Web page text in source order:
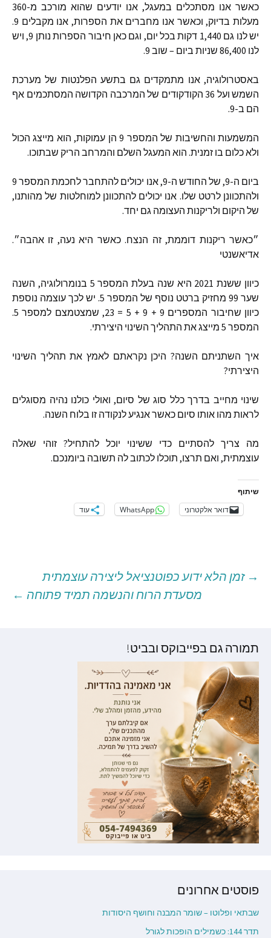
כאשר אנו מסתכלים במעגל, אנו יודעים שהוא מורכב מ-360
מעלות בדיוק, וכאשר אנו מחברים את הספרות, אנו מקבלים
יש לנו גם
דקות בכל יום, וגם כאן חיבור הספרות נותן
ויש
לנו
שניות ביום – שוב
באסטרולוגיה,אנו מתמקדים גם בתשע הפלנטות של מערכת
השמש ועל
הקודקודים של המרכבה הקדושה המסתכמים אף
הם ב-9.
המשמעות והחשיבות של המספר הן עמוקות, הוא מייצג הכול
ולא כלום בו זמנית. הוא המעגל השלם והמרחב הריק שבתוכו.
ביום ה-9, של החודש ה-9, אנו יכולים להתחבר לחכמת המספר9
ולהתכוונן לרטט שלו. אנו יכולים להתכוונן למוחלטות של מהותנו,
של היקום ולריקנות העצומה גם יחד.
״כאשר ריקנות דוממת,זה הנצח.כאשר היא נעה, זו אהבה״.
אדיאשנטי
כיוון ששנת2021 היא שנה בעלת המספר5 בנומרולוגיה, השנה
שער
מחזיק ברטט נוסף של המספר
יש לכך עוצמה נוספת
כיוון שחיבור המספרים
שמצטמצם למספר5.
המספר
מייצג את התהליך השינוי היצירתי.
איך השתניתם השנה? היכן נקראתם לאמץ את תהליך השינוי
היצירתי?
שינוי מחייב בדרך כלל סוג של סיום, ואולי כולנו נהיה מסוגלים
לראות מהו אותו סיום כאשר אנגיע לנקודה זו בלוח השנה.
מה צריך להסתיים כדי ששינוי יוכל להתחיל? זוהי שאלה
עוצמתית, ואם תרצו, תוכלו לכתוב לה תשובה ביומנכם.
שיתוף
דואר אלקטרוני WhatsApp עוד
ניווט
→ זמן הלא ידוע כפוטנציאל ליצירה עוצמתית
מסעדת הרוח והנשמה תמיד פתוחה ←
תמורה גם בפייבוקס ובביט!
פוסטים אחרונים
שבתאי ופלוטו – שומר המבנה וחושף היסודות
תדר 144: כשמילים הופכות לגורל